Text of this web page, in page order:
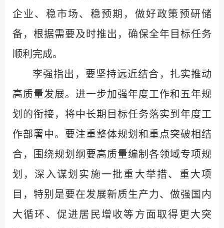
企业、稳市场、稳预期，做好政策预研储
备，根据需要及时推出，确保全年目标任务
顺利完成。
李强指出，要坚持远近结合，扎实推动
高质量发展。进一步加强年度工作和五年规
划的衔接，将中长期目标任务落实到年度工
作部署中。要注重整体规划和重点突破相结
合，围绕规划纲要高质量编制各领域专项规
划，深入谋划实施一批重大举措、重大项
目，特别是要在发展新质生产力、做强国内
大循环、促进居民增收等方面取得更大突